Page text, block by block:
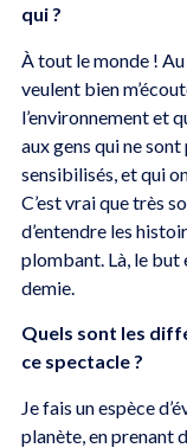
qui ?
À tout le monde !
veulent bien
l’environnement et
aux gens qui ne
sensibilisés, et qui
C’est vrai que très
d’entendre les
plombant. Là, le but
demie.
Quels sont les
ce spectacle ?
Je fais un espèce
planète, en prenant